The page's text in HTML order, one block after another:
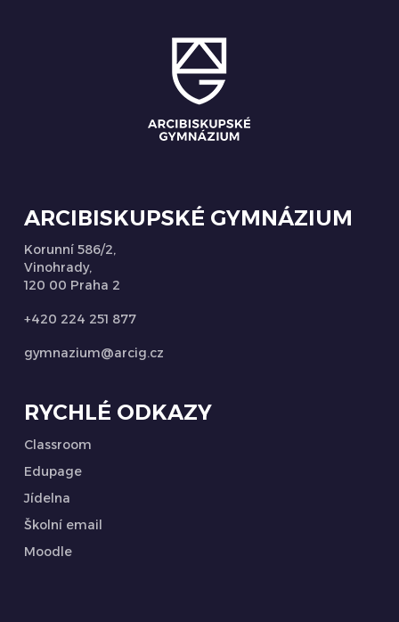
ARCIBISKUPSKÉ GYMNÁZIUM
Korunní 586/2,
Vinohrady,
120 00 Praha 2
+420 224 251 877
gymnazium@arcig.cz
RYCHLÉ ODKAZY
Classroom
Edupage
Jídelna
Školní email
Moodle